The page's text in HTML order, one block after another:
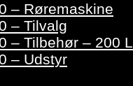
– Røremaskine
– Tilvalg
– Tilbehør – 200 L
– Udstyr